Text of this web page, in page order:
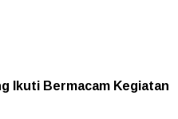
Ikuti Bermacam Kegiatan